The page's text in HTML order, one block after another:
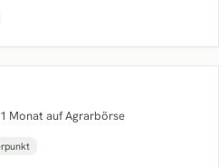
Monat auf Agrarbörse